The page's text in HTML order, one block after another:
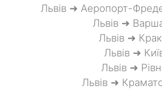
Львів ➜ Аеропорт-
Львів ➜
Львів ➜
Львів ➜
Львів ➜
Львів ➜